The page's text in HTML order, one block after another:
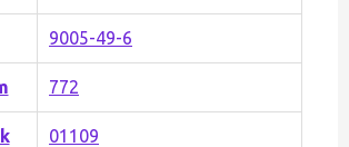
9005-49-6
772
01109